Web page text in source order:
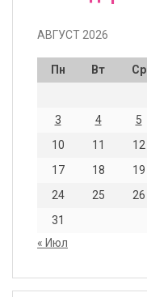
АВГУСТ 2026
Пн Вт Ср
3
4 5
10
11 12
17
18 19
24
25 26
31
« Июл